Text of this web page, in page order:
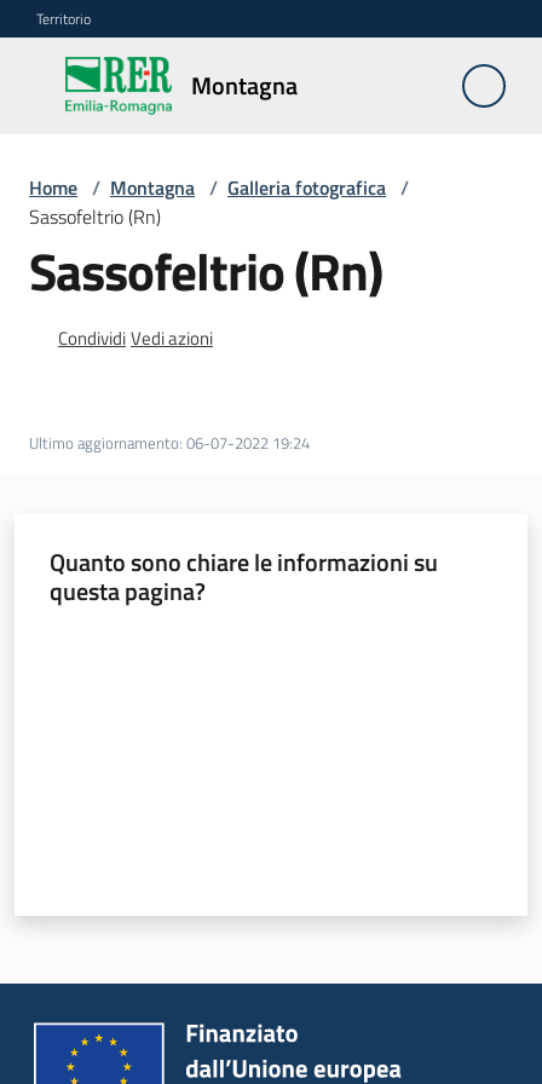
Vai al contenuto
Vai alla navigazione
Vai al footer
Territorio
Montagna
Montagna
Vivere
lavorare
del
risorse
Home / Montagna / Galleria fotografica /
Sassofeltrio (Rn)
Sassofeltrio (Rn)
CondividiVedi azioni
Ultimo aggiornamento: 06-07-2022 19:24
Quanto sono chiare le informazioni su
questa pagina?